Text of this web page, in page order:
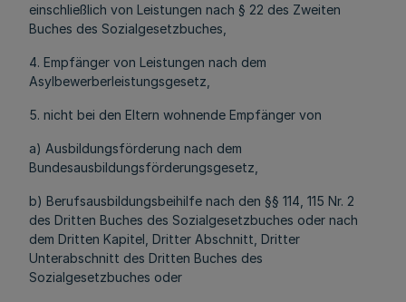
einschließlich von Leistungen nach § 22 des Zweiten
Buches des Sozialgesetzbuches,
4. Empfänger von Leistungen nach dem
Asylbewerberleistungsgesetz,
5. nicht bei den Eltern wohnende Empfänger von
a) Ausbildungsförderung nach dem
Bundesausbildungsförderungsgesetz,
b) Berufsausbildungsbeihilfe nach den §§ 114, 115 Nr. 2
des Dritten Buches des Sozialgesetzbuches oder nach
dem Dritten Kapitel, Dritter Abschnitt, Dritter
Unterabschnitt des Dritten Buches des
Sozialgesetzbuches oder